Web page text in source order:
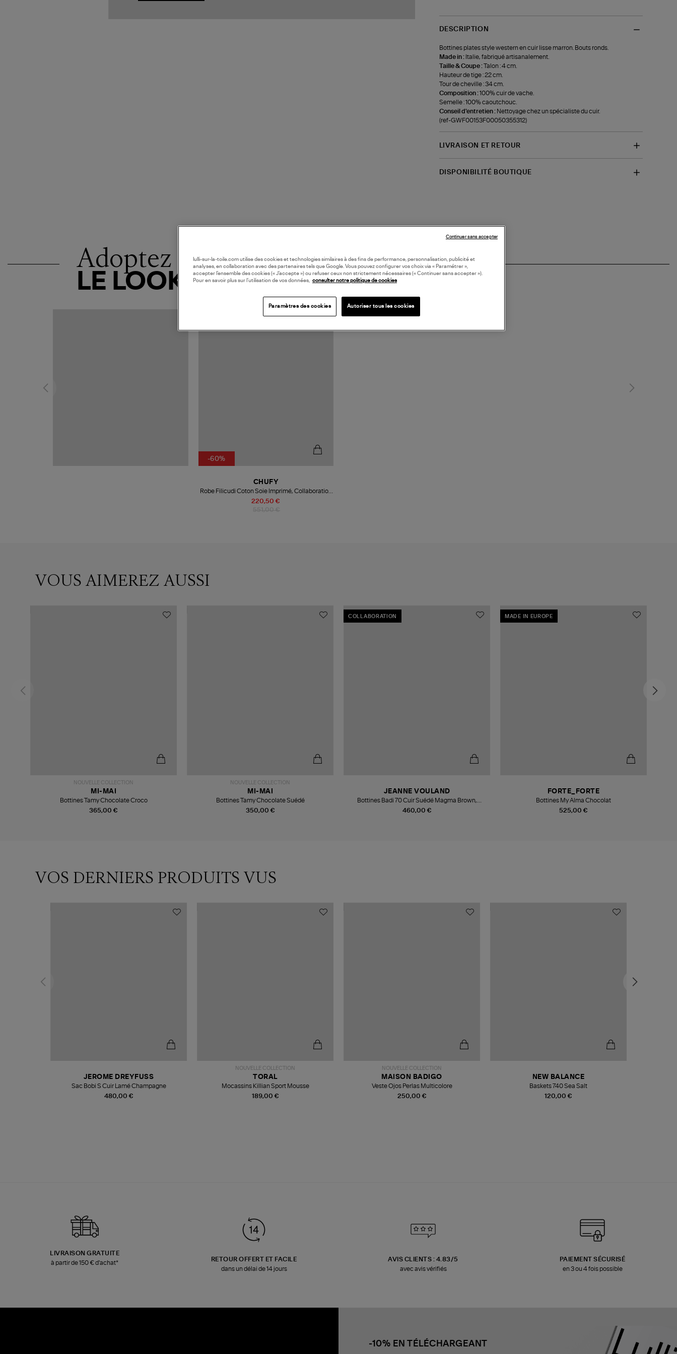
DESCRIPTION
Bottines plates style western en cuir lisse marron. Bouts ronds.
Made in : Italie, fabriqué artisanalement.
Taille & Coupe :Talon : 4 cm.
Hauteur de tige : 22 cm.
Tour de cheville : 34 cm.
Composition :100% cuir de vache.
Semelle : 100% caoutchouc.
Conseil d'entretien : Nettoyage chez un spécialiste du cuir.
(ref-GWF00153F00050355312)
LIVRAISON ET RETOUR
DISPONIBILITÉ BOUTIQUE
Adoptez
LE LOOK
-60%
220,50 €
CHUFY
Robe Filicudi Coton Soie Imprimé, Collaboration
Chufy x André
VOUS AIMEREZ AUSSI
NOUVELLE COLLECTION
365,00 €
MI-MAI
Bottines Tamy Chocolate Croco
NOUVELLE COLLECTION
350,00 €
MI-MAI
Bottines Tamy Chocolate Suédé
COLLABORATION
460,00 €
JEANNE VOULAND
Bottines Badi 70 Cuir Suédé Magma Brown,
Collaboration JV x Véronika Loubry
MADE IN EUROPE
525,00 €
FORTE_FORTE
Bottines My Alma Chocolat
VOS DERNIERS PRODUITS VUS
480,00 €
JEROME DREYFUSS
Sac Bobi S Cuir Lamé Champagne
NOUVELLE COLLECTION
189,00 €
TORAL
Mocassins Killian Sport Mousse
NOUVELLE COLLECTION
250,00 €
MAISON BADIGO
Veste Ojos Perlas Multicolore
120,00 €
NEW BALANCE
Baskets 740 Sea Salt
LIVRAISON GRATUITE
à partir de 150 € d'achat*
RETOUR OFFERT ET FACILE
dans un délai de 14 jours
AVIS CLIENTS : 4.83/5
avec avis vérifiés
PAIEMENT SÉCURISÉ
en 3 ou 4 fois possible
-10% EN TÉLÉCHARGEANT
lulli-sur-la-toile.com utilise des cookies et technologies similaires à des fins de performance, personnalisation, publicité et
analyses, en collaboration avec des partenaires tels que Google. Vous pouvez configurer vos choix via « Paramétrer »,
accepter l’ensemble des cookies (« J’accepte ») ou refuser ceux non strictement nécessaires (« Continuer sans accepter »).
Pour en savoir plus sur l’utilisation de vos données, consulter notre politique de cookies
Paramètres des cookies Autoriser tous les cookies
Continuer sans accepter